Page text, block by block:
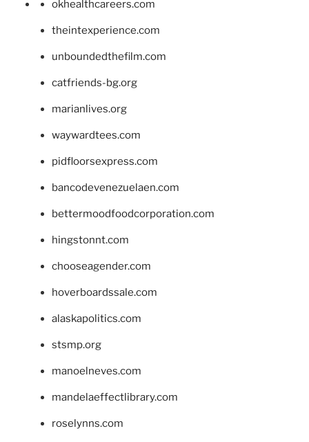
okhealthcareers.com
theintexperience.com
unboundedthefilm.com
catfriends-bg.org
marianlives.org
waywardtees.com
pidfloorsexpress.com
bancodevenezuelaen.com
bettermoodfoodcorporation.com
hingstonnt.com
chooseagender.com
hoverboardssale.com
alaskapolitics.com
stsmp.org
manoelneves.com
mandelaeffectlibrary.com
roselynns.com